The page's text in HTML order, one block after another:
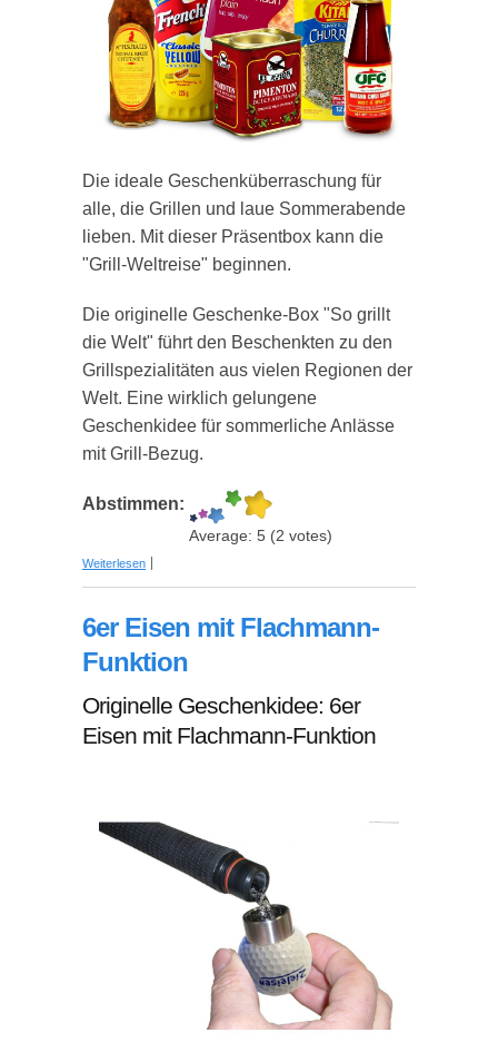
Die ideale Geschenküberraschung für
alle, die Grillen und laue Sommerabende
lieben. Mit dieser Präsentbox kann die
"Grill-Weltreise" beginnen.
Die originelle Geschenke-Box "So grillt
die Welt" führt den Beschenkten zu den
Grillspezialitäten aus vielen Regionen der
Welt. Eine wirklich gelungene
Geschenkidee für sommerliche Anlässe
mit Grill-Bezug.
Abstimmen:
Average: 5 (2 votes)
Weiterlesen über Geschenkbox "So grillt die Welt"
6er Eisen mit Flachmann-
Funktion
Originelle Geschenkidee: 6er
Eisen mit Flachmann-Funktion